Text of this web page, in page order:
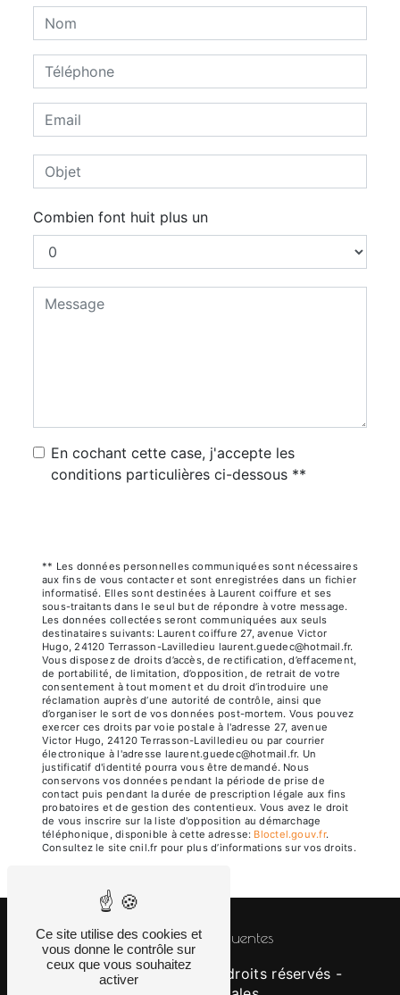
Combien font huit plus un
En cochant cette case, j'accepte les
conditions particulières ci-dessous **
** Les données personnelles communiquées sont nécessaires
aux fins de vous contacter et sont enregistrées dans un fichier
informatisé. Elles sont destinées à Laurent coiffure et ses
sous-traitants dans le seul but de répondre à votre message.
Les données collectées seront communiquées aux seuls
destinataires suivants: Laurent coiffure 27, avenue Victor
Hugo, 24120 Terrasson-Lavilledieu laurent.guedec@hotmail.fr.
Vous disposez de droits d’accès, de rectification, d’effacement,
de portabilité, de limitation, d’opposition, de retrait de votre
consentement à tout moment et du droit d’introduire une
réclamation auprès d’une autorité de contrôle, ainsi que
d’organiser le sort de vos données post-mortem. Vous pouvez
exercer ces droits par voie postale à l'adresse 27, avenue
Victor Hugo, 24120 Terrasson-Lavilledieu ou par courrier
électronique à l'adresse laurent.guedec@hotmail.fr. Un
justificatif d'identité pourra vous être demandé. Nous
conservons vos données pendant la période de prise de
contact puis pendant la durée de prescription légale aux fins
probatoires et de gestion des contentieux. Vous avez le droit
de vous inscrire sur la liste d'opposition au démarchage
téléphonique, disponible à cette adresse:
Bloctel.gouv.fr.
Consultez le site cnil.fr pour plus d’informations sur vos droits.
Recherches fréquentes
©Vistalid- 2026 - Tous droits réservés -
Ce site utilise des cookies et
vous donne le contrôle sur
ceux que vous souhaitez
activer